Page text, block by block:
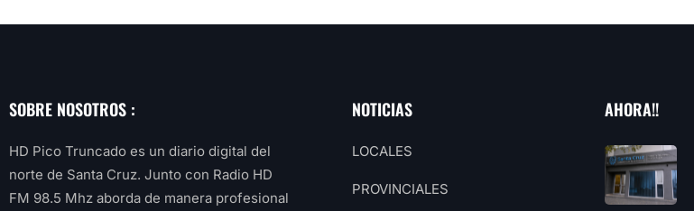
SOBRE NOSOTROS :
HD Pico Truncado es un diario digital del
norte de Santa Cruz. Junto con Radio HD
FM 98.5 Mhz aborda de manera profesional
NOTICIAS
LOCALES
PROVINCIALES
AHORA!!